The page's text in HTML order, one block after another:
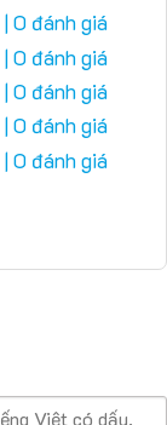
| 0 đánh giá
| 0 đánh giá
| 0 đánh giá
| 0 đánh giá
| 0 đánh giá